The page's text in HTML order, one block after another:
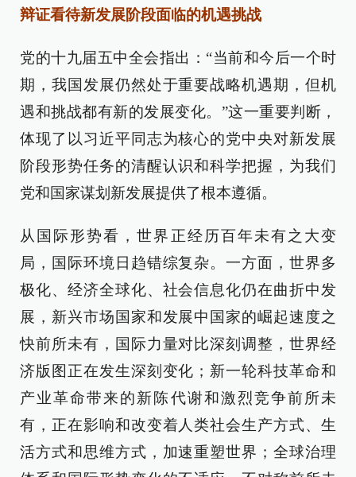
辩证看待新发展阶段面临的机遇挑战
党的十九届五中全会指出：“当前和今后一个时
期，我国发展仍然处于重要战略机遇期，但机
遇和挑战都有新的发展变化。”这一重要判断，
体现了以习近平同志为核心的党中央对新发展
阶段形势任务的清醒认识和科学把握，为我们
党和国家谋划新发展提供了根本遵循。
从国际形势看，世界正经历百年未有之大变
局，国际环境日趋错综复杂。一方面，世界多
极化、经济全球化、社会信息化仍在曲折中发
展，新兴市场国家和发展中国家的崛起速度之
快前所未有，国际力量对比深刻调整，世界经
济版图正在发生深刻变化；新一轮科技革命和
产业革命带来的新陈代谢和激烈竞争前所未
有，正在影响和改变着人类社会生产方式、生
活方式和思维方式，加速重塑世界；全球治理